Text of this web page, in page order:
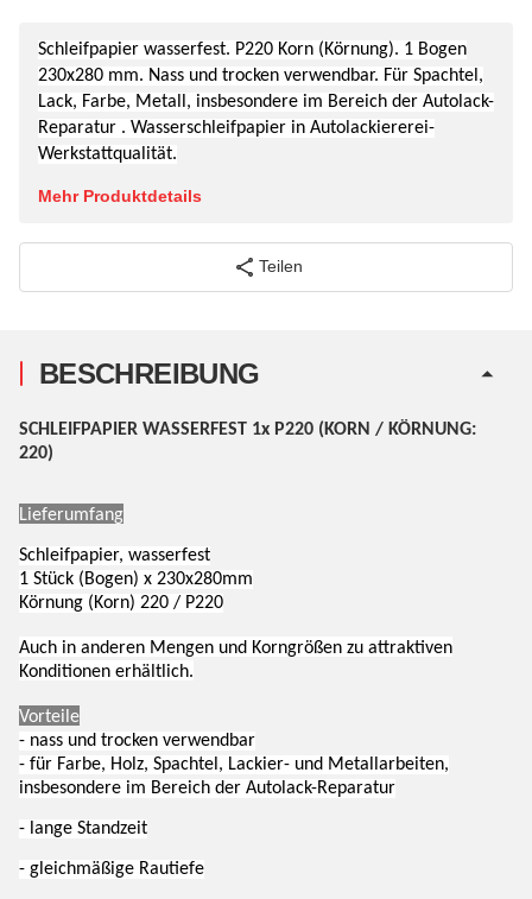
Schleifpapier wasserfest. P220 Korn (Körnung). 1 Bogen
230x280 mm. Nass und trocken verwendbar. Für Spachtel,
Lack, Farbe, Metall, insbesondere im Bereich der Autolack-
Reparatur . Wasserschleifpapier in Autolackiererei-
Werkstattqualität.
Mehr Produktdetails
Teilen
BESCHREIBUNG
SCHLEIFPAPIER WASSERFEST 1x P220 (KORN / KÖRNUNG:
220)
Lieferumfang
Schleifpapier, wasserfest
1 Stück (Bogen) x 230x280mm
Körnung (Korn) 220 / P220
Auch in anderen Mengen und Korngrößen zu attraktiven
Konditionen erhältlich.
Vorteile
- nass und trocken verwendbar
- für Farbe, Holz, Spachtel, Lackier- und Metallarbeiten,
insbesondere im Bereich der Autolack-Reparatur
- lange Standzeit
- gleichmäßige Rautiefe